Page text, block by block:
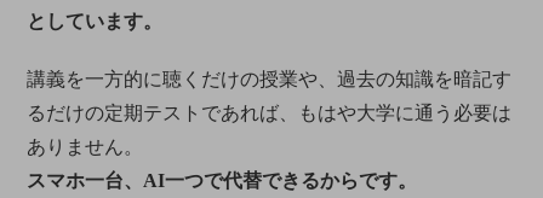
としています。
講義を一方的に聴くだけの授業や、過去の知識を暗記す
るだけの定期テストであれば、もはや大学に通う必要は
ありません。
スマホ一台、AI一つで代替できるからです。